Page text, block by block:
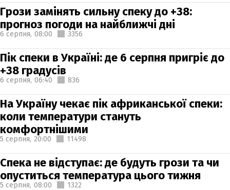
Грози замінять сильну спеку до +38:
прогноз погоди на найближчі дні
6 серпня, 08:00 3356
Пік спеки в Україні: де 6 серпня пригріє до
+38 градусів
6 серпня, 06:40 836
На Україну чекає пік африканської спеки:
коли температури стануть
комфортнішими
5 серпня, 20:00 11498
Спека не відступає: де будуть грози та чи
опуститься температура цього тижня
5 серпня, 08:00 1322